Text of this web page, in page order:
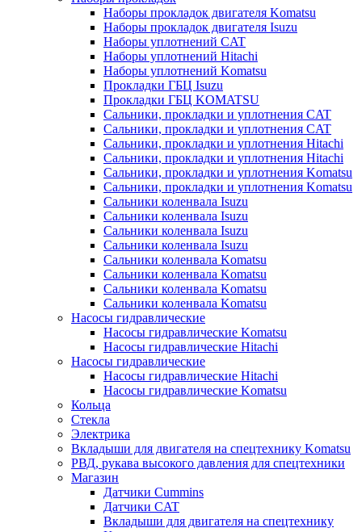
Наборы прокладок двигателя Komatsu
Наборы прокладок двигателя Isuzu
Наборы уплотнений CAT
Наборы уплотнений Hitachi
Наборы уплотнений Komatsu
Прокладки ГБЦ Isuzu
Прокладки ГБЦ KOMATSU
Сальники, прокладки и уплотнения CAT
Сальники, прокладки и уплотнения CAT
Сальники, прокладки и уплотнения Hitachi
Сальники, прокладки и уплотнения Hitachi
Сальники, прокладки и уплотнения Komatsu
Сальники, прокладки и уплотнения Komatsu
Сальники коленвала Isuzu
Сальники коленвала Isuzu
Сальники коленвала Isuzu
Сальники коленвала Isuzu
Сальники коленвала Komatsu
Сальники коленвала Komatsu
Сальники коленвала Komatsu
Сальники коленвала Komatsu
Насосы гидравлические
Насосы гидравлические Komatsu
Насосы гидравлические Hitachi
Насосы гидравлические
Насосы гидравлические Hitachi
Насосы гидравлические Komatsu
Кольца
Стекла
Электрика
Вкладыши для двигателя на спецтехнику Komatsu
РВД, рукава высокого давления для спецтехники
Магазин
Датчики Cummins
Датчики CAT
Вкладыши для двигателя на спецтехнику